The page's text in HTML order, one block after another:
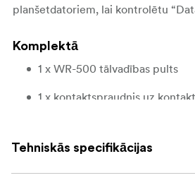
planšetdatoriem, lai kontrolētu
Komplektā
1 x WR-500 tālvadības pults
1 x kontaktspraudnis uz
Tehniskās specifikācijas